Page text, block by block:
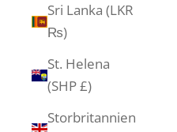
Sri Lanka (LKR
₨)
St. Helena
(SHP £)
Storbritannien